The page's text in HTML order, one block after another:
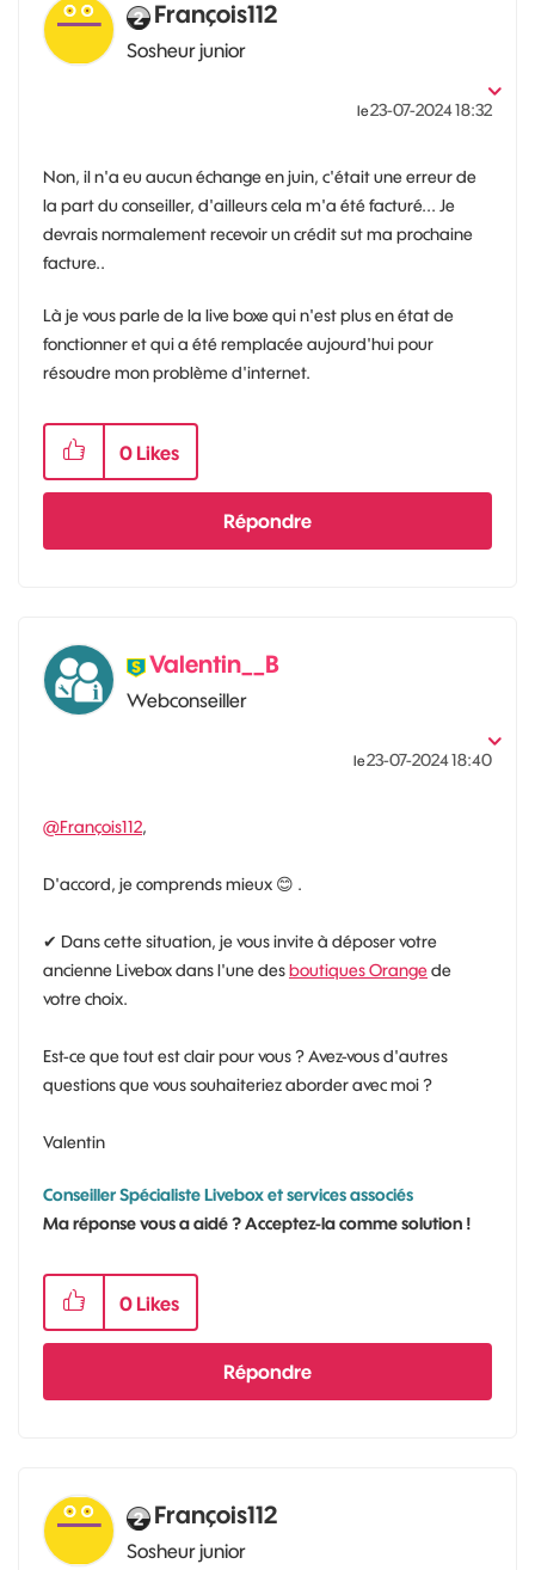
François112
Sosheur junior
le‎23-07-202418:32
Non, il n'a eu aucun échange en juin, c'était une erreur de
la part du conseiller, d'ailleurs cela m'a été facturé... Je
devrais normalement recevoir un crédit sut ma prochaine
facture..
Là je vous parle de la live boxe qui n'est plus en état de
fonctionner et qui a été remplacée aujourd'hui pour
résoudre mon problème d'internet.
0 Likes
Répondre
Valentin__B
Webconseiller
le‎23-07-202418:40
@François112,
D'accord, je comprends mieux 😊 .
✔ Dans cette situation, je vous invite à déposer votre
ancienne Livebox dans l'une desboutiques Orangede
votre choix.
Est-ce que tout est clair pour vous ? Avez-vous d'autres
questions que vous souhaiteriez aborder avec moi ?
Valentin
Conseiller Spécialiste Livebox et services associés
Ma réponse vous a aidé ? Acceptez-la comme solution !
0 Likes
Répondre
François112
Sosheur junior